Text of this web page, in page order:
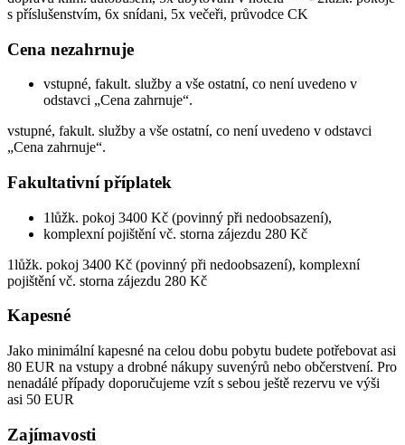
s příslušenstvím, 6x snídani, 5x večeři, průvodce CK
Cena nezahrnuje
vstupné, fakult. služby a vše ostatní, co není uvedeno v
odstavci „Cena zahrnuje“.
vstupné, fakult. služby a vše ostatní, co není uvedeno v odstavci
„Cena zahrnuje“.
Fakultativní příplatek
1lůžk. pokoj 3400 Kč (povinný při nedoobsazení),
komplexní pojištění vč. storna zájezdu 280 Kč
1lůžk. pokoj 3400 Kč (povinný při nedoobsazení), komplexní
pojištění vč. storna zájezdu 280 Kč
Kapesné
Jako minimální kapesné na celou dobu pobytu budete potřebovat asi
80 EUR na vstupy a drobné nákupy suvenýrů nebo občerstvení. Pro
nenadálé případy doporučujeme vzít s sebou ještě rezervu ve výši
asi 50 EUR
Zajímavosti